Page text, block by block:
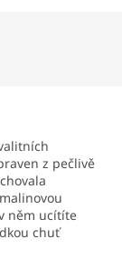
z pečlivě
něm ucítíte
chuť